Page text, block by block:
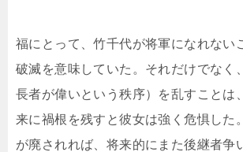
福にとって、竹千代が将軍になれない
破滅を意味していた。それだけでなく
長者が偉いという秩序）を乱すことは
来に禍根を残すと彼女は強く危惧した
が廃されれば、将来的にまた後継者争